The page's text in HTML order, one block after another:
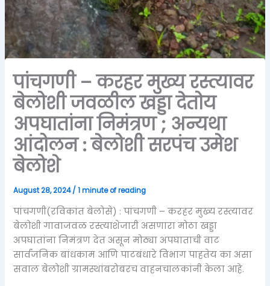
पांचगणी – करहर मुख्य रस्त्यावर
बेलोशी जवळील खड्डा देतोय
अपघातांना निमंत्रण ; अन्यथा
आंदोलन : बेलोशी सरपंच उमेश
बेलोशे
August 28, 2024/1 minute of reading
पांचगणी(रविकांत बेलोसे) : पांचगणी – करहर मुख्य रस्त्यावर
बेलोशी गावाजवळ रस्त्याशेजारी असणारा मोठा खड्डा
अपघातांना निमंत्रण देत असून मोठ्या अपघाताची वाट
सार्वजनिक बांधकाम आणि पाटबंधारे विभाग पाहतेय का असा
सवाल बेलोशी ग्रामस्थांबरोबरच वाहनचालकांनी केला आहे.